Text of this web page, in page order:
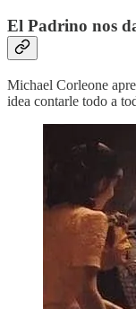
El Padrino nos
Michael Corleone
idea contarle todo a